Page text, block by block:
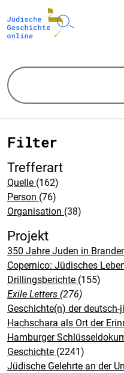
Filter
Trefferart
Quelle (162)
Person (76)
Organisation (38)
Projekt
350 Jahre Juden in
Copernico: Jüdisches
Drillingsberichte (155)
Exile Letters (276)
Geschichte(n) der
Hachschara als Ort der
Hamburger
Geschichte (2241)
Jüdische Gelehrte an der